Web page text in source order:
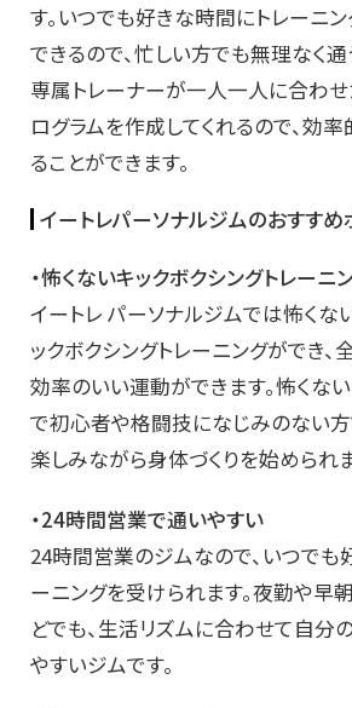
す。いつでも好きな時間にトレーニ
できるので、忙しい方でも無理なく通
専属トレーナーが一人一人に合わせ
ログラムを作成してくれるので、効
ることができます。
イートレパーソナルジムのおすすめ
・怖くないキックボクシングトレーニ
イートレ パーソナルジムでは怖くな
ックボクシングトレーニングができ
効率のいい運動ができます。怖くな
で初心者や格闘技になじみのない方
楽しみながら身体づくりを始められま
・24時間営業で通いやすい
24時間営業のジムなので、いつでも
ーニングを受けられます。夜勤や早
どでも、生活リズムに合わせて自分
やすいジムです。